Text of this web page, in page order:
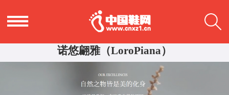
诺悠翩雅（LoroPiana）